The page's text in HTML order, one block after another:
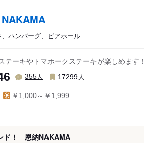
ハンバーグ、ビアホール
テーキやトマホークステーキが楽しめます！
355人 17299 人
￥1,000～￥1,999
ド！ 恩納NAKAMA